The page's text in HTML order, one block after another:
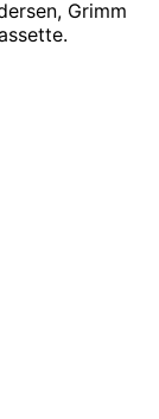
Grimm